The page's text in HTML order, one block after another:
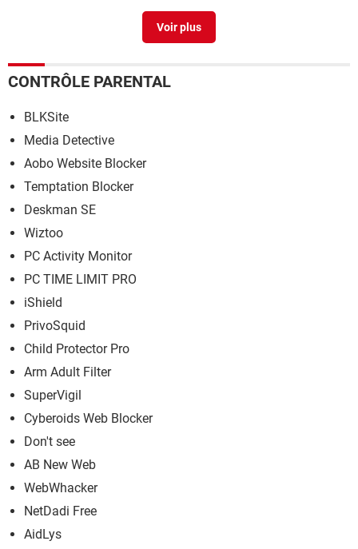
> Télécharger - Informations & Diagnostic
CONTRÔLE PARENTAL
BLKSite
Media Detective
Aobo Website Blocker
Temptation Blocker
Deskman SE
Wiztoo
PC Activity Monitor
PC TIME LIMIT PRO
iShield
PrivoSquid
Child Protector Pro
Arm Adult Filter
SuperVigil
Cyberoids Web Blocker
Don't see
AB New Web
WebWhacker
NetDadi Free
AidLys